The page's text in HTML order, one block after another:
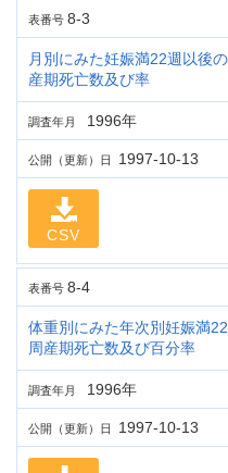
表番号 8-3
月別にみた妊娠満22週以後
産期死亡数及び率
調査年月 1996年
公開（更新）日 1997-10-13
CSV
表番号 8-4
体重別にみた年次別妊娠満
周産期死亡数及び百分率
調査年月 1996年
公開（更新）日 1997-10-13